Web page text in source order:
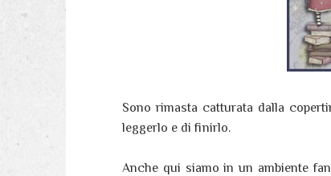
Sono rimasta catturata dalla
leggerlo e di finirlo.
Anche qui siamo in un ambiente